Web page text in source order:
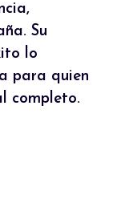
Su
lo
para quien
completo.